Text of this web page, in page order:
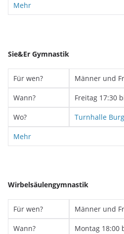
Mehr
Sie&Er Gymnastik
Für wen? Männer und
Wann? Freitag 17:30
Wo? Turnhalle
Mehr
Wirbelsäulengymnastik
Für wen? Männer und
Wann? Montag 18:00